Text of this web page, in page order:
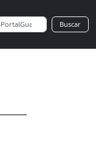
Buscar